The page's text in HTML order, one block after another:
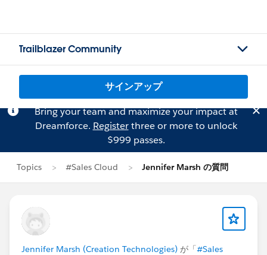
Trailblazer Community
サインアップ
Bring your team and maximize your impact at
Dreamforce. Registerthree or more to unlock
$999 passes.
Topics #Sales Cloud Jennifer Marsh の質問
Jennifer Marsh (Creation Technologies) が「#Sales